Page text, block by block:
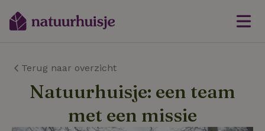
Terug naar overzicht
Natuurhuisje: een team
met een missie